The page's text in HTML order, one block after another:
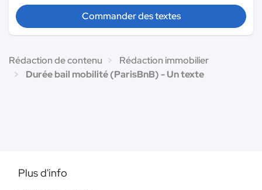
Commander des textes
Rédaction de contenu
Rédaction immobilier
Durée bail mobilité (ParisBnB) - Un texte
Plus d'info